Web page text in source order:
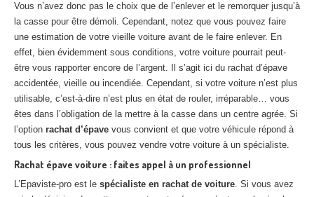
Vous n’avez donc pas le choix que de l’enlever et le remorquer jusqu’à
la casse pour être démoli. Cependant, notez que vous pouvez faire
une estimation de votre vieille voiture avant de le faire enlever. En
effet, bien évidemment sous conditions, votre voiture pourrait peut-
être vous rapporter encore de l’argent. Il s’agit ici du rachat d’épave
accidentée, vieille ou incendiée. Cependant, si votre voiture n’est plus
utilisable, c’est-à-dire n’est plus en état de rouler, irréparable… vous
êtes dans l’obligation de la mettre à la casse dans un centre agrée. Si
l’option rachat d’épave vous convient et que votre véhicule répond à
tous les critères, vous pouvez vendre votre voiture à un spécialiste.
Rachat épave voiture : faites appel à un professionnel
L’Epaviste-pro est le spécialiste en rachat de voiture. Si vous avez